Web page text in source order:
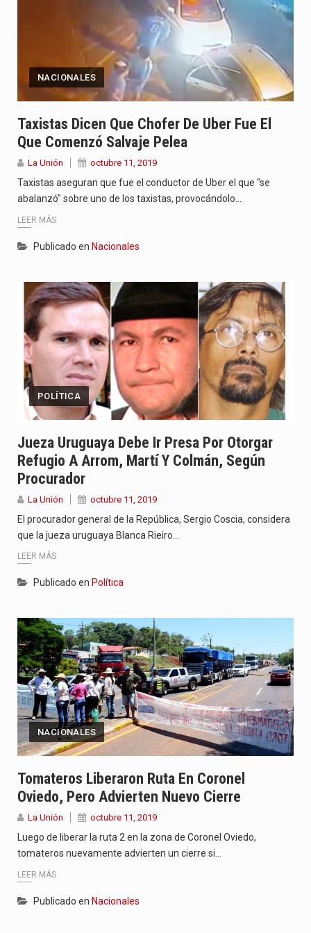
NACIONALES
Taxistas Dicen Que Chofer De Uber Fue El
Que Comenzó Salvaje Pelea
La Unión octubre 11, 2019
Taxistas aseguran que fue el conductor de Uber el que "se
abalanzó" sobre uno de los taxistas, provocándolo…
LEER MÁS
Publicado en Nacionales
POLÍTICA
Jueza Uruguaya Debe Ir Presa Por Otorgar
Refugio A Arrom, Martí Y Colmán, Según
Procurador
La Unión octubre 11, 2019
El procurador general de la República, Sergio Coscia, considera
que la jueza uruguaya Blanca Rieiro…
LEER MÁS
Publicado en Política
NACIONALES
Tomateros Liberaron Ruta En Coronel
Oviedo, Pero Advierten Nuevo Cierre
La Unión octubre 11, 2019
Luego de liberar la ruta 2 en la zona de Coronel Oviedo,
tomateros nuevamente advierten un cierre si…
LEER MÁS
Publicado en Nacionales